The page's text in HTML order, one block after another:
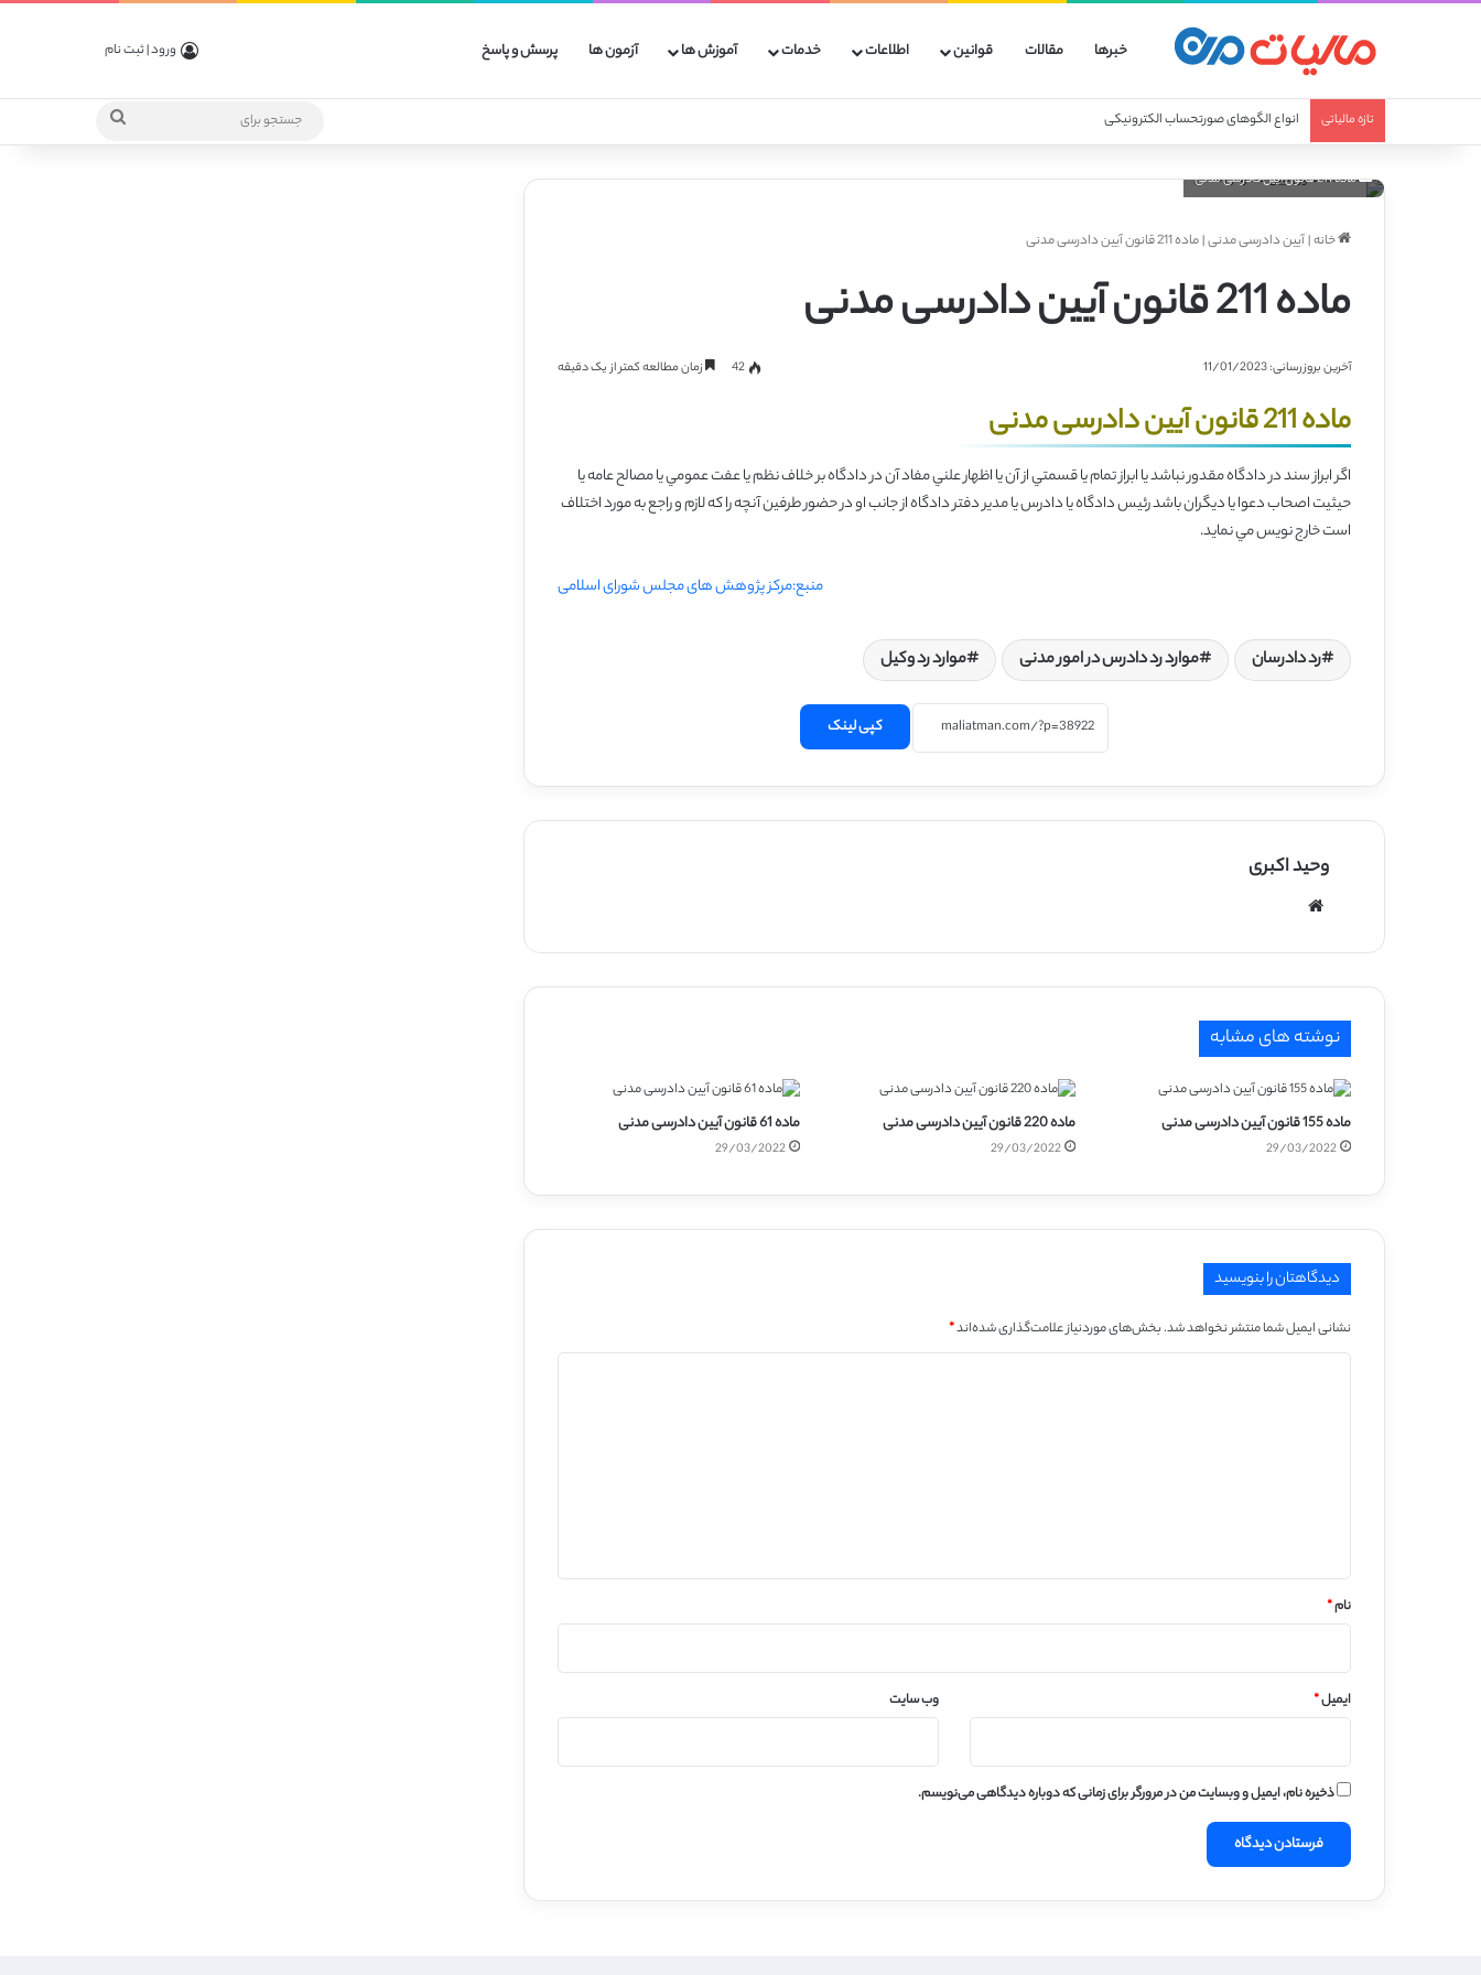
خبرها مقالات قوانین اطلاعات خدمات آموزش ها آزمون ها پرسش و پاسخ ورود | ثبت نام
تازه مالیاتی انواع الگوهای صورتحساب الکترونیکی
جستجو
ماده 211 قانون آیین دادرسی مدنی
خانه|آیین دادرسی مدنی|ماده 211 قانون آیین دادرسی مدنی
ماده 211 قانون آیین دادرسی مدنی
آخرین بروزرسانی: 11/01/2023 42 زمان مطالعه کمتر از یک دقیقه
ماده 211 قانون آیین دادرسی مدنی
اگر ابراز سند در دادگاه مقدور نباشد يا ابراز تمام يا قسمتي از آن يا اظهار علني مفاد آن در دادگاه بر خلاف نظم يا عفت عمومي يا مصالح‌ عامه يا
حيثيت اصحاب دعوا يا ديگران باشد رئيس دادگاه يا دادرس يا مدير دفتر دادگاه از جانب او در حضور طرفين آنچه را كه لازم و راجع به مورد‌ اختلاف
است خارج‌ نويس مي‌ نمايد.
منبع:مرکز پژوهش های مجلس شورای اسلامی
رد دادرسان موارد رد دادرس در امور مدنی موارد رد وکیل
کپی لینک
وحید اکبری
نوشته های مشابه
ماده 155 قانون آیین دادرسی مدنی
29/03/2022
ماده 220 قانون آیین دادرسی مدنی
29/03/2022
ماده 61 قانون آیین دادرسی مدنی
29/03/2022
دیدگاهتان را بنویسید
نشانی ایمیل شما منتشر نخواهد شد.بخش‌های موردنیاز علامت‌گذاری شده‌اند*
نام*
ایمیل* وب‌ سایت
ذخیره نام، ایمیل و وبسایت من در مرورگر برای زمانی که دوباره دیدگاهی می‌نویسم.